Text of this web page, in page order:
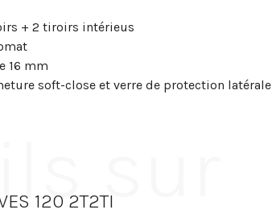
+ 2 tiroirs intérieus
16 mm
soft-close et verre de protection latérale
sur
120 2T2TI